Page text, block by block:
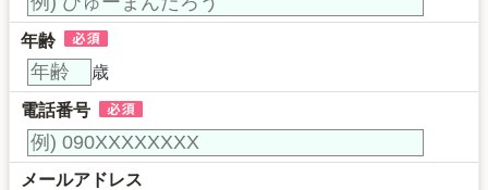
年齢
歳
電話番号
メールアドレス